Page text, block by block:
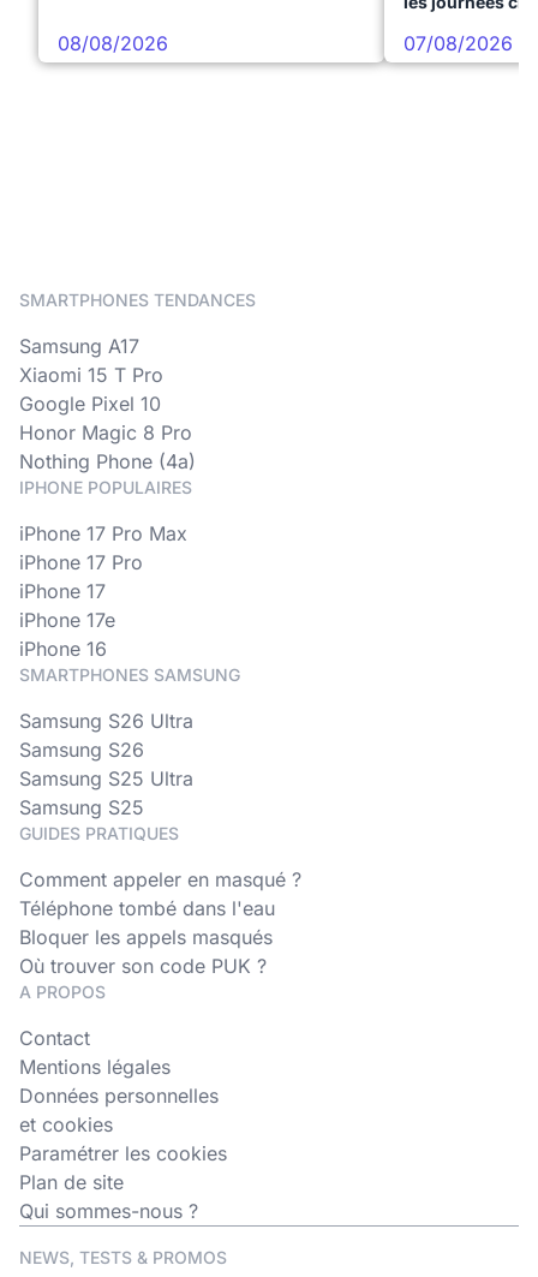
08/08/2026 07/08/2026
SMARTPHONES TENDANCES
Samsung A17
Xiaomi 15 T Pro
Google Pixel 10
Honor Magic 8 Pro
Nothing Phone (4a)
IPHONE POPULAIRES
iPhone 17 Pro Max
iPhone 17 Pro
iPhone 17
iPhone 17e
iPhone 16
SMARTPHONES SAMSUNG
Samsung S26 Ultra
Samsung S26
Samsung S25 Ultra
Samsung S25
GUIDES PRATIQUES
Comment appeler en masqué ?
Téléphone tombé dans l'eau
Bloquer les appels masqués
Où trouver son code PUK ?
A PROPOS
Contact
Mentions légales
Données personnelles
et cookies
Paramétrer les cookies
Plan de site
Qui sommes-nous ?
NEWS, TESTS & PROMOS